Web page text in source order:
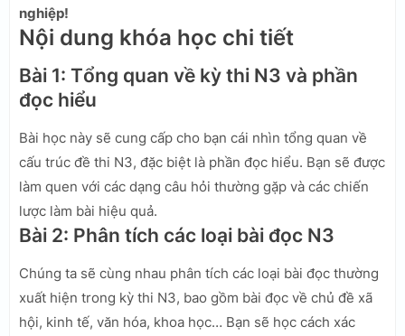
nghiệp!
Nội dung khóa học chi tiết
Bài 1: Tổng quan về kỳ thi N3 và phần
đọc hiểu
Bài học này sẽ cung cấp cho bạn cái nhìn tổng quan về
cấu trúc đề thi N3, đặc biệt là phần đọc hiểu. Bạn sẽ được
làm quen với các dạng câu hỏi thường gặp và các chiến
lược làm bài hiệu quả.
Bài 2: Phân tích các loại bài đọc N3
Chúng ta sẽ cùng nhau phân tích các loại bài đọc thường
xuất hiện trong kỳ thi N3, bao gồm bài đọc về chủ đề xã
hội, kinh tế, văn hóa, khoa học… Bạn sẽ học cách xác